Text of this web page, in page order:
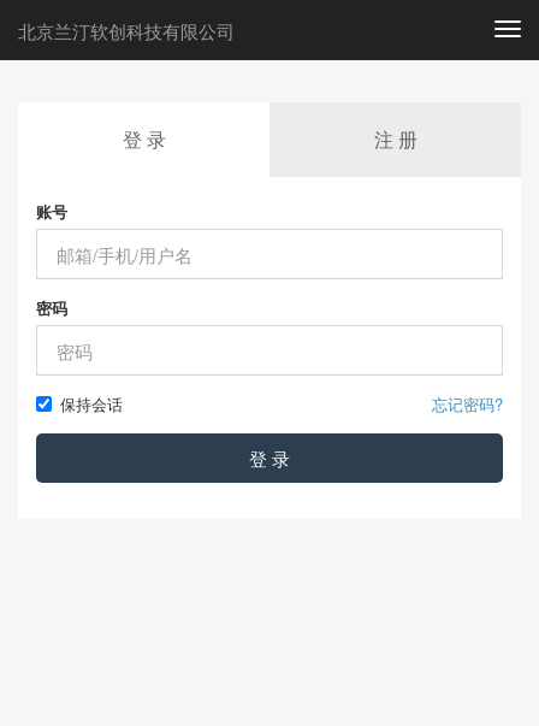
北京兰汀软创科技有限公司
登 录 注 册
账号
密码
保持会话 忘记密码?
登 录